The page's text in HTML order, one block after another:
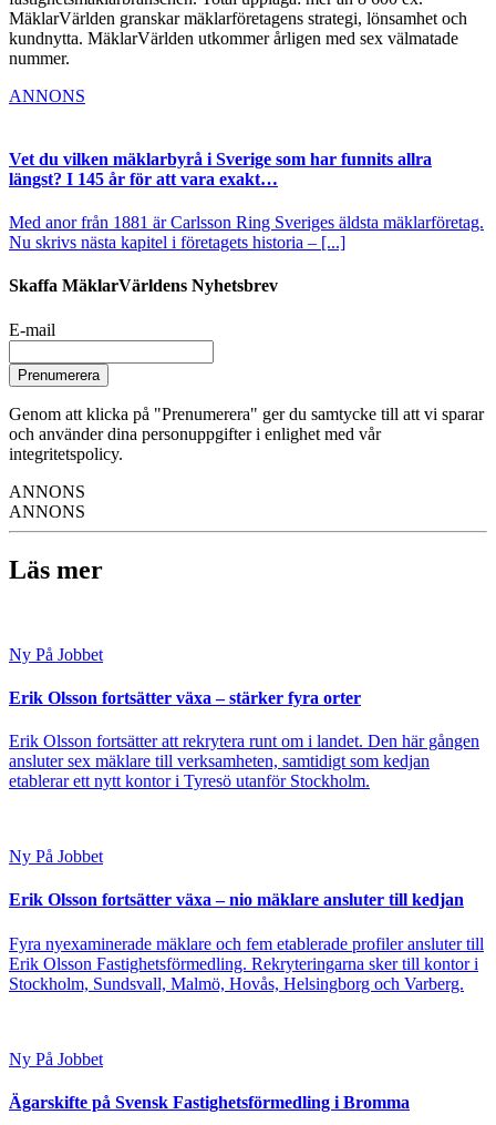
MäklarVärlden granskar mäklarföretagens strategi, lönsamhet och
kundnytta. MäklarVärlden utkommer årligen med sex välmatade
nummer.
ANNONS
Vet du vilken mäklarbyrå i Sverige som har funnits allra
längst? I 145 år för att vara exakt…
Med anor från 1881 är Carlsson Ring Sveriges äldsta mäklarföretag.
Nu skrivs nästa kapitel i företagets historia – [...]
Skaffa MäklarVärldens Nyhetsbrev
E-mail
Prenumerera
Genom att klicka på "Prenumerera" ger du samtycke till att vi sparar
och använder dina personuppgifter i enlighet med vår
integritetspolicy.
ANNONS
ANNONS
Läs mer
Ny På Jobbet
Erik Olsson fortsätter växa – stärker fyra orter
Erik Olsson fortsätter att rekrytera runt om i landet. Den här gången
ansluter sex mäklare till verksamheten, samtidigt som kedjan
etablerar ett nytt kontor i Tyresö utanför Stockholm.
Ny På Jobbet
Erik Olsson fortsätter växa – nio mäklare ansluter till kedjan
Fyra nyexaminerade mäklare och fem etablerade profiler ansluter till
Erik Olsson Fastighetsförmedling. Rekryteringarna sker till kontor i
Stockholm, Sundsvall, Malmö, Hovås, Helsingborg och Varberg.
Ny På Jobbet
Ägarskifte på Svensk Fastighetsförmedling i Bromma